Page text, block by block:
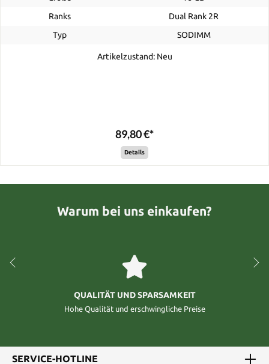
Ranks
Dual Rank 2R
Typ
SODIMM
Artikelzustand: Neu
89,80 €*
Details
Warum bei uns einkaufen?
QUALITÄT UND SPARSAMKEIT
Hohe Qualität und erschwingliche Preise
SERVICE-HOTLINE